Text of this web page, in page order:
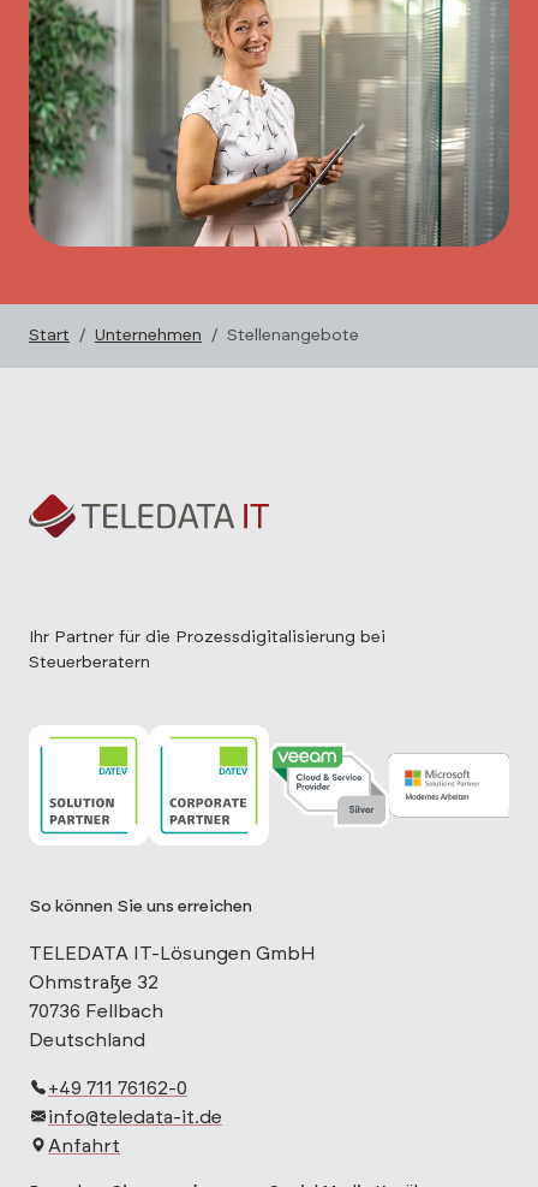
Start Unternehmen Stellenangebote
Ihr Partner für die Prozessdigitalisierung bei
Steuerberatern
So können Sie uns erreichen
TELEDATA IT-Lösungen GmbH
Ohmstraße 32
70736 Fellbach
Deutschland
+49 711 76162-0
info@teledata-it.de
Anfahrt